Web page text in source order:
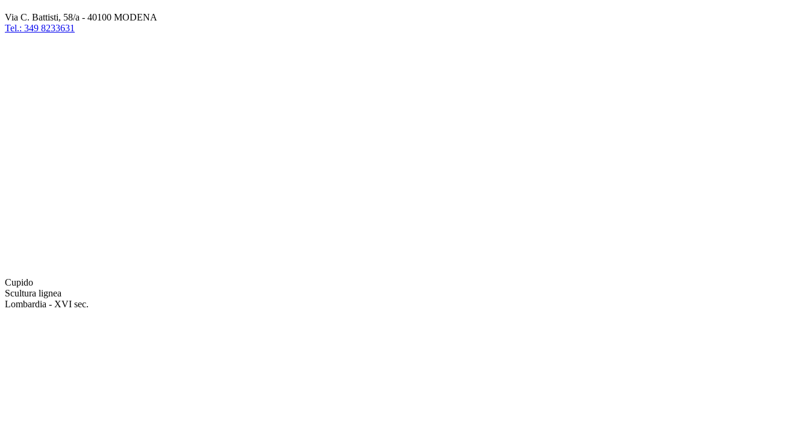
Via C. Battisti, 58/a - 40100 MODENA
Tel.: 349 8233631
Cupido
Scultura lignea
Lombardia - XVI sec.